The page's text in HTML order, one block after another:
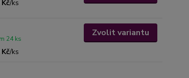
/ks
/ks
24 ks
Zvolit variantu